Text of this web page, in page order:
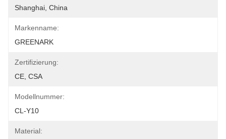
Shanghai, China
Markenname:
GREENARK
Zertifizierung:
CE, CSA
Modellnummer:
CL-Y10
Material: